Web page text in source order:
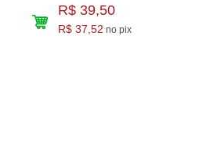
R$ 39,50
R$ 37,52 no pix